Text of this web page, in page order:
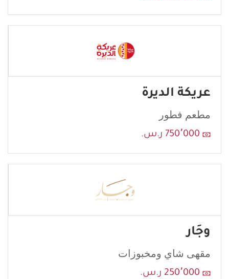
عريكة الديرة
مطعم فطور
750٬000 ر.س.
وجَار
مقهى شاي ومخبوزات
250٬000 ر.س.